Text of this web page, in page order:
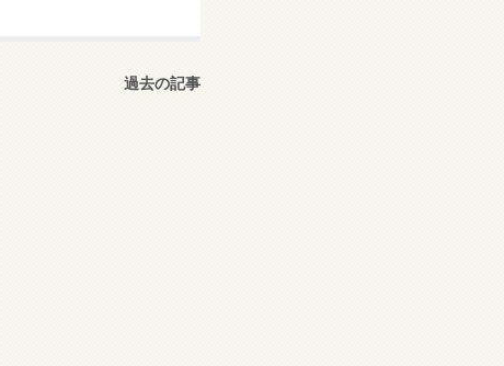
過去の記事